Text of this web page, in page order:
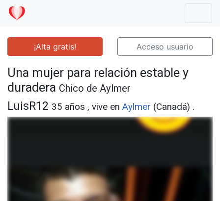
¡Alta gratis! Acceso usuario
Una mujer para relación estable y
duradera Chico de Aylmer
LuisR12 35 años , vive en Aylmer (Canadá) .